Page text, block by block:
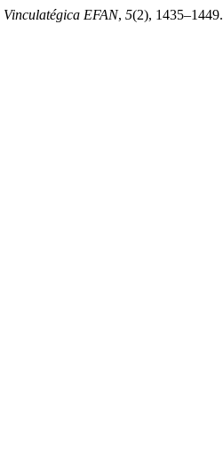
Vinculatégica EFAN, 5(2), 1435–1449.